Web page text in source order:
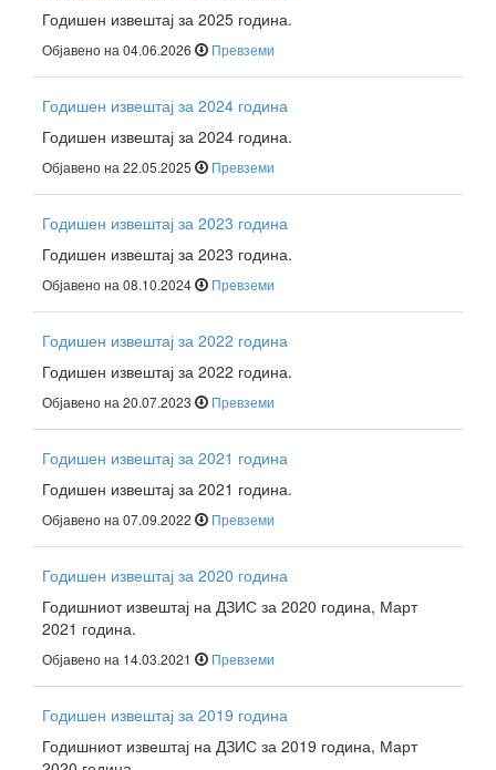
Годишен извештај за 2025 година.
Објавено на 04.06.2026 Превземи
Годишен извештај за 2024 година
Годишен извештај за 2024 година.
Објавено на 22.05.2025 Превземи
Годишен извештај за 2023 година
Годишен извештај за 2023 година.
Објавено на 08.10.2024 Превземи
Годишен извештај за 2022 година
Годишен извештај за 2022 година.
Објавено на 20.07.2023 Превземи
Годишен извештај за 2021 година
Годишен извештај за 2021 година.
Објавено на 07.09.2022 Превземи
Годишен извештај за 2020 година
Годишниот извештај на ДЗИС за 2020 година, Март
2021 година.
Објавено на 14.03.2021 Превземи
Годишен извештај за 2019 година
Годишниот извештај на ДЗИС за 2019 година, Март